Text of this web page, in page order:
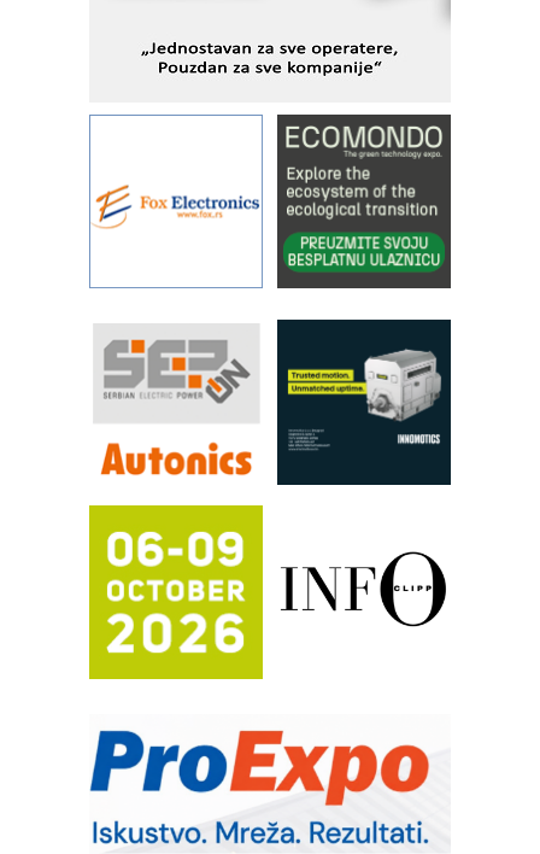
STAUFF – Komponente koje
sistema
YAMADA pumpe – japanska
pouzdanost u transferu fluida
Filtration Group Industrial – Napredna
rešenja za filtraciju u hidrauličkim i
procesnim sistemima
Art Utopia Studio – vizuelne priče
RILINEX kompanije Rittal
FANUC: Najbolje za vašu pametnu
automatizaciju
Efikasno upravljanje energijom
Automatizacija pakovanja · Display
Proizvodnja iC7 Hybrid 1500 VDC
mrežnog pretvarača sa tečnim
hlađenjem
Potpuna efikasnost bez složenih
sistema
IB BLUMENAUER - više od 40 godina
poverenja u industriji
RMQ-TITAN ADVANCED INDICATOR
– Pametna signalizacija za efikasnije
upravljanje mašinama